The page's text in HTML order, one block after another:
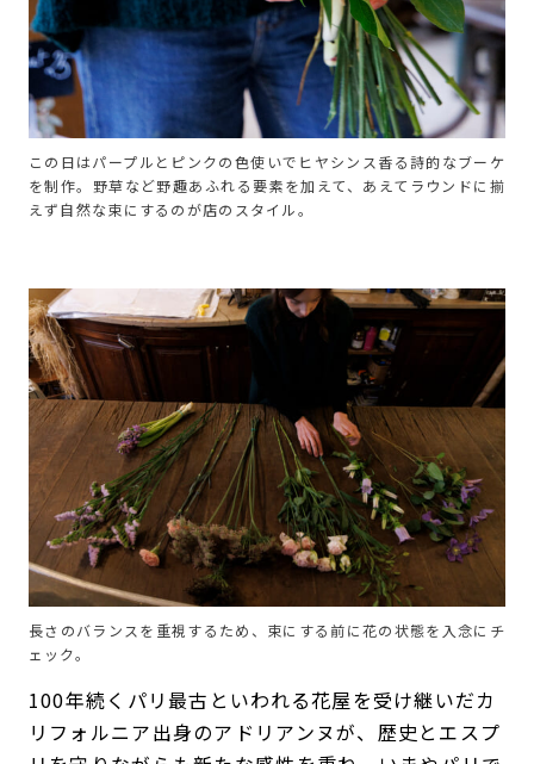
この日はパープルとピンクの色使いでヒヤシンス香る詩的なブーケ
を制作。野草など野趣あふれる要素を加えて、あえてラウンドに揃
えず自然な束にするのが店のスタイル。
長さのバランスを重視するため、束にする前に花の状態を入念にチ
ェック。
100年続くパリ最古といわれる花屋を受け継いだカ
リフォルニア出身のアドリアンヌが、歴史とエスプ